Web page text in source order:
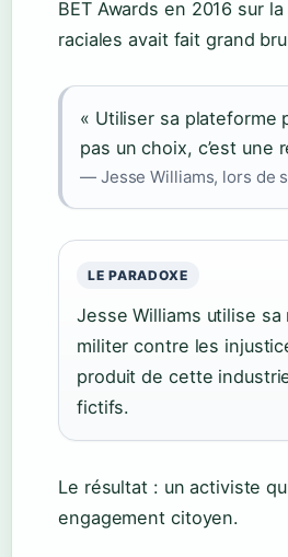
BET Awards en 2016 sur
raciales avait fait grand
« Utiliser sa plateforme
pas un choix, c’est une
— Jesse Williams, lors de
LE PARADOXE
Jesse Williams utilise
militer contre les
produit de cette
fictifs.
Le résultat : un activiste
engagement citoyen.